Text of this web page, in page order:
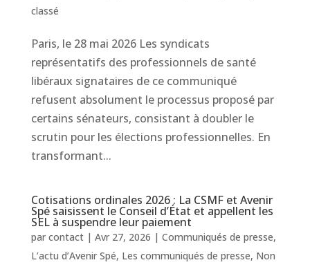
classé
Paris, le 28 mai 2026 Les syndicats
représentatifs des professionnels de santé
libéraux signataires de ce communiqué
refusent absolument le processus proposé par
certains sénateurs, consistant à doubler le
scrutin pour les élections professionnelles. En
transformant...
Cotisations ordinales 2026 : La CSMF et Avenir
Spé saisissent le Conseil d’État et appellent les
SEL à suspendre leur paiement
par contact| Avr 27, 2026 | Communiqués de presse,
L’actu d’Avenir Spé, Les communiqués de presse, Non